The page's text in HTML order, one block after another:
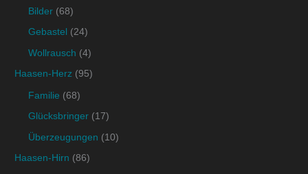
Bilder (68)
Gebastel (24)
Wollrausch (4)
Haasen-Herz (95)
Familie (68)
Glücksbringer (17)
Überzeugungen (10)
Haasen-Hirn (86)